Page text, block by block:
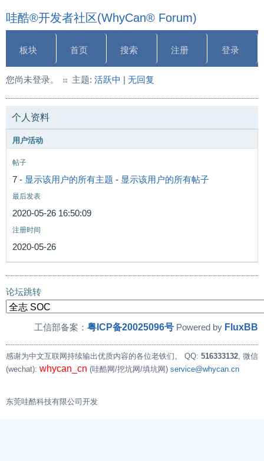
哇酷®开发者社区(WhyCan® Forum)
板块 首页 搜索 注册 登录
您尚未登录。 主题: 活跃中 | 无回复
个人资料
用户活动
帖子
7 - 显示该用户的所有主题 - 显示该用户的所有帖子
最后发表
2020-05-26 16:50:09
注册时间
2020-05-26
论坛跳转
工信部备案： 粤ICP备20025096号 Powered by FluxBB
感谢为中文互联网持续输出优质内容的各位老铁们。 QQ: 516333132, 微信
(wechat): whycan_cn (哇酷网/挖坑网/填坑网) service@whycan.cn
东莞哇酷科技有限公司开发